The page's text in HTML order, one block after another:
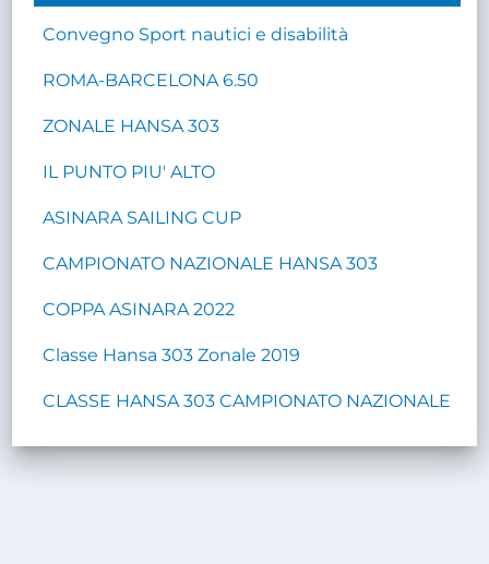
Convegno Sport nautici e disabilità
ROMA-BARCELONA 6.50
ZONALE HANSA 303
IL PUNTO PIU' ALTO
ASINARA SAILING CUP
CAMPIONATO NAZIONALE HANSA 303
COPPA ASINARA 2022
Classe Hansa 303 Zonale 2019
CLASSE HANSA 303 CAMPIONATO NAZIONALE